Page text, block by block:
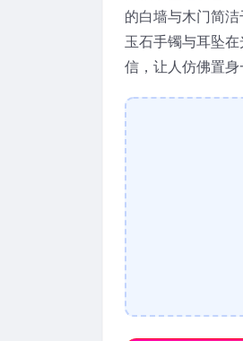
的白墙与木门简
玉石手镯与耳坠
信，让人仿佛置身